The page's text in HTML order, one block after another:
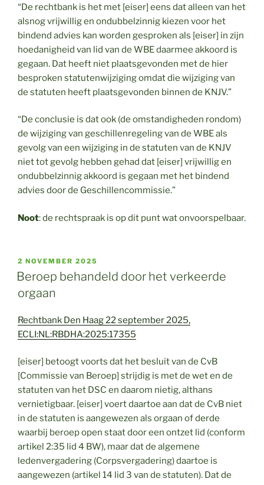
“De rechtbank is het met [eiser] eens dat alleen van het
alsnog vrijwillig en ondubbelzinnig kiezen voor het
bindend advies kan worden gesproken als [eiser] in zijn
hoedanigheid van lid van de WBE daarmee akkoord is
gegaan. Dat heeft niet plaatsgevonden met de hier
besproken statutenwijziging omdat die wijziging van
de statuten heeft plaatsgevonden binnen de KNJV.”
“De conclusie is dat ook (de omstandigheden rondom)
de wijziging van geschillenregeling van de WBE als
gevolg van een wijziging in de statuten van de KNJV
niet tot gevolg hebben gehad dat [eiser] vrijwillig en
ondubbelzinnig akkoord is gegaan met het bindend
advies door de Geschillencommissie.”
Noot: de rechtspraak is op dit punt wat onvoorspelbaar.
GEPLAATST
OP
2 NOVEMBER 2025
Beroep behandeld door het verkeerde
orgaan
Rechtbank Den Haag 22 september 2025,
ECLI:NL:RBDHA:2025:17355
[eiser] betoogt voorts dat het besluit van de CvB
[Commissie van Beroep] strijdig is met de wet en de
statuten van het DSC en daarom nietig, althans
vernietigbaar. [eiser] voert daartoe aan dat de CvB niet
in de statuten is aangewezen als orgaan of derde
waarbij beroep open staat door een ontzet lid (conform
artikel 2:35 lid 4 BW), maar dat de algemene
ledenvergadering (Corpsvergadering) daartoe is
aangewezen (artikel 14 lid 3 van de statuten). Dat de